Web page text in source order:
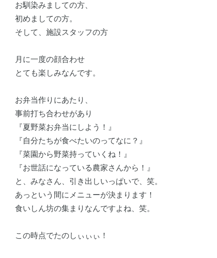
お馴染みましての方、
初めましての方。
そして、施設スタッフの方
月に一度の顔合わせ
とても楽しみなんです。
お弁当作りにあたり、
事前打ち合わせがあり
『夏野菜お弁当にしよう！』
『自分たちが食べたいのってなに？』
『菜園から野菜持っていくね！』
『お世話になっている農家さんから！』
と、みなさん、引き出しいっぱいで、笑。
あっという間にメニューが決まります！
食いしん坊の集まりなんですよね、笑。
この時点でたのしぃぃぃ！